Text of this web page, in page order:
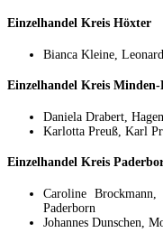
Einzelhandel Kreis Höxter
Bianca Kleine,
Einzelhandel Kreis Minden-
Daniela Drabert,
Karlotta Preuß, Karl
Einzelhandel Kreis
Caroline
Paderborn
Johannes Dunschen,